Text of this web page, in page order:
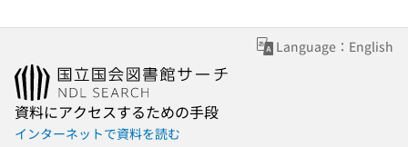
Language：English
資料にアクセスするための手段
インターネットで資料を読む